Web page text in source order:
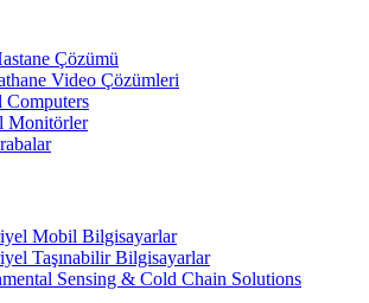
Çözümü
Video Çözümleri
Computers
Monitörler
Mobil Bilgisayarlar
Taşınabilir Bilgisayarlar
Sensing & Cold Chain Solutions